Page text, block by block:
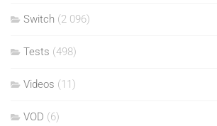
Switch (2 096)
Tests (498)
Videos (11)
VOD (6)